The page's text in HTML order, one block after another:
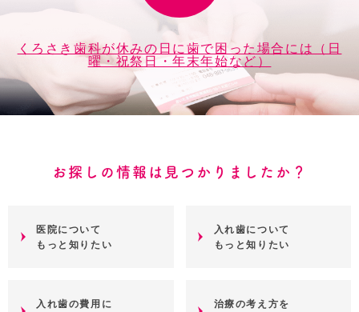
くろさき歯科が休みの日に歯で困った場合には（日
曜・祝祭日・年末年始など）
お探しの情報は見つかりましたか？
医院について
もっと知りたい
入れ歯について
もっと知りたい
入れ歯の費用に
治療の考え方を